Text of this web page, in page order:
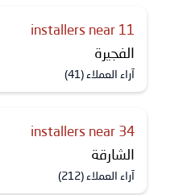
11 installers near
الفجيرة
آراء العملاء (41)
34 installers near
الشارقة
آراء العملاء (212)